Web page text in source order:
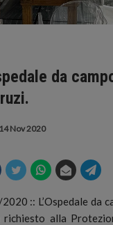
da
14 Nov 2020
:: L’Ospedale da
alla